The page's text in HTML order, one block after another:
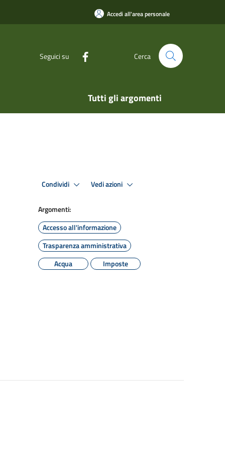
Accedi all'area personale
Seguici su Cerca
Tutti gli argomenti
Condividi Vedi azioni
Argomenti:
Accesso all'informazione
Trasparenza amministrativa
Acqua
Imposte